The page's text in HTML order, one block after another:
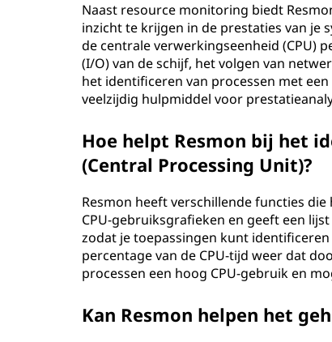
Naast resource monitoring biedt
inzicht te krijgen in de prestaties van je
de centrale verwerkingseenheid (CPU)
(I/O) van de schijf, het volgen van
het identificeren van processen met
veelzijdig hulpmiddel voor
Hoe helpt Resmon bij het
(Central Processing Unit)?
Resmon heeft verschillende functies
CPU-gebruiksgrafieken en geeft een
zodat je toepassingen kunt
percentage van de CPU-tijd weer dat
processen een hoog CPU-gebruik en
Kan Resmon helpen het